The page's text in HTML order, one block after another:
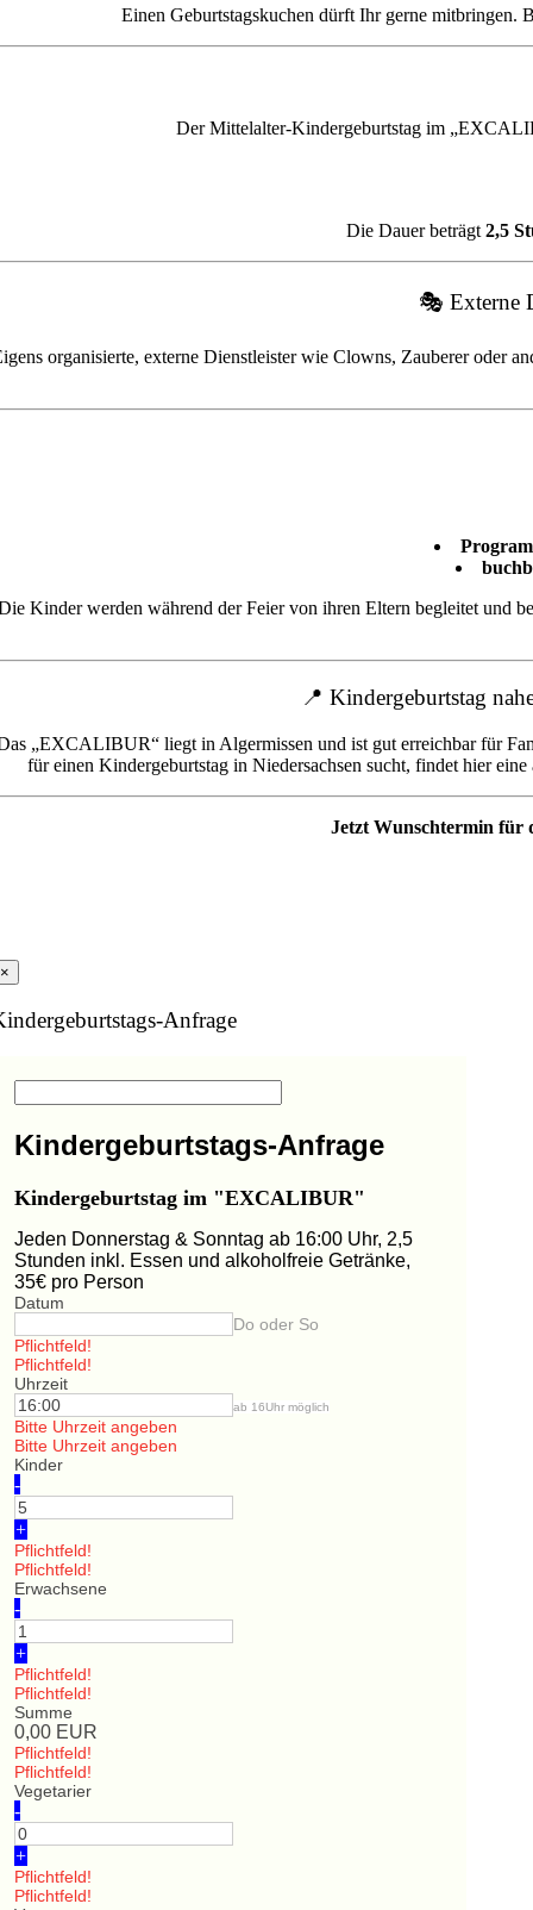
Einen Geburtstagskuchen dürft Ihr gerne mitbringen.
Der Mittelalter-Kindergeburtstag im
Die Dauer beträgt 2,5
🎭 Externe
organisierte, externe Dienstleister wie Clowns, Zauberer oder
Kinder werden während der Feier von ihren Eltern begleitet und
📍 Kindergeburtstag
„EXCALIBUR“ liegt in Algermissen und ist gut erreichbar für
für einen Kindergeburtstag in Niedersachsen sucht, findet hier
Jetzt Wunschtermin für
×
Anfrage
Kindergeburtstags-Anfrage
Kindergeburtstag im "EXCALIBUR"
Jeden Donnerstag & Sonntag ab 16:00 Uhr, 2,5
Stunden inkl. Essen und alkoholfreie Getränke,
35€ pro Person
Datum
Do oder So
Pflichtfeld!
Pflichtfeld!
Uhrzeit
ab 16Uhr möglich
Bitte Uhrzeit angeben
Bitte Uhrzeit angeben
Kinder
-
+
Pflichtfeld!
Pflichtfeld!
Erwachsene
-
+
Pflichtfeld!
Pflichtfeld!
Summe
0,00EUR
Pflichtfeld!
Pflichtfeld!
Vegetarier
-
+
Pflichtfeld!
Pflichtfeld!